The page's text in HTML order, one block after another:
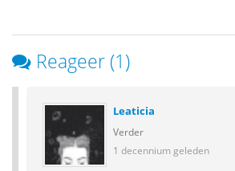
Reageer (1)
Leaticia
Verder
1 decennium geleden